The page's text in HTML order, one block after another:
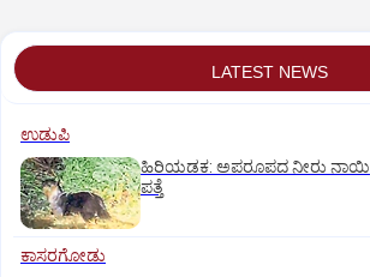
LATEST NEWS
ಉಡುಪಿ
ಹಿರಿಯಡಕ: ಅಪರೂಪದ ನೀರು ನಾಯಿ
ಪತ್ತೆ
ಕಾಸರಗೋಡು